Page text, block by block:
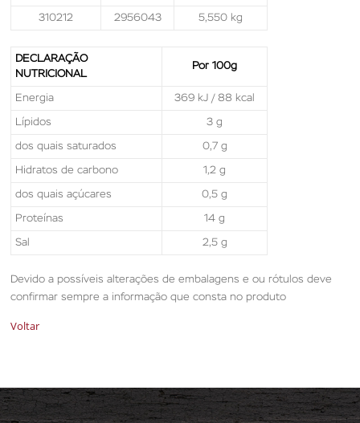
310212 2956043 5,550 kg
DECLARAÇÃO
NUTRICIONAL
Por 100g
Energia 369 kJ / 88 kcal
Lípidos 3 g
dos quais saturados 0,7 g
Hidratos de carbono 1,2 g
dos quais açúcares 0,5 g
Proteínas 14 g
Sal 2,5 g
Devido a possíveis alterações de embalagens e ou rótulos deve
confirmar sempre a informação que consta no produto
Voltar